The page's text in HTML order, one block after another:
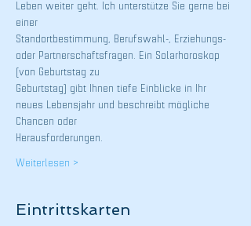
Leben weiter geht. Ich unterstütze Sie gerne bei
einer
Standortbestimmung, Berufswahl-, Erziehungs-
oder Partnerschaftsfragen. Ein Solarhoroskop
(von Geburtstag zu
Geburtstag) gibt Ihnen tiefe Einblicke in Ihr
neues Lebensjahr und beschreibt mögliche
Chancen oder
Herausforderungen.
Weiterlesen >
Eintrittskarten